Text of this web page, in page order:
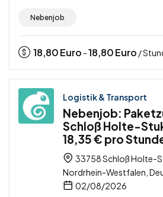
Nebenjob
18,80Euro -18,80Euro /
Logistik & Transport
Nebenjob:
Schloß Holte-
18,35 € pro
33758 Schloß Holte-
Nordrhein-Westfalen,
02/08/2026